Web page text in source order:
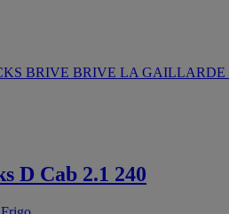
BRIVE BRIVE LA GAILLARDE
D Cab 2.1 240